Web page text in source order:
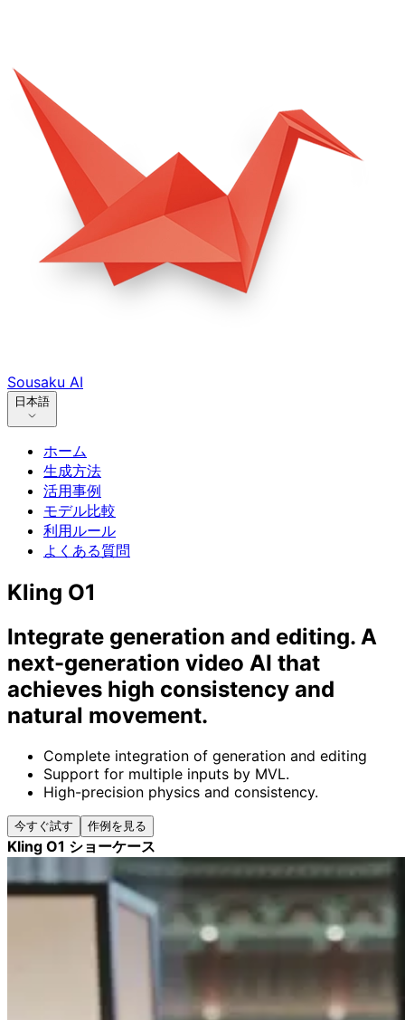
Sousaku AI
日本語
ホーム
生成方法
活用事例
モデル比較
利用ルール
よくある質問
Kling O1
Integrate generation and editing. A
next-generation video AI that
achieves high consistency and
natural movement.
Complete integration of generation and editing
Support for multiple inputs by MVL.
High-precision physics and consistency.
今すぐ試す 作例を見る
Kling O1 ショーケース